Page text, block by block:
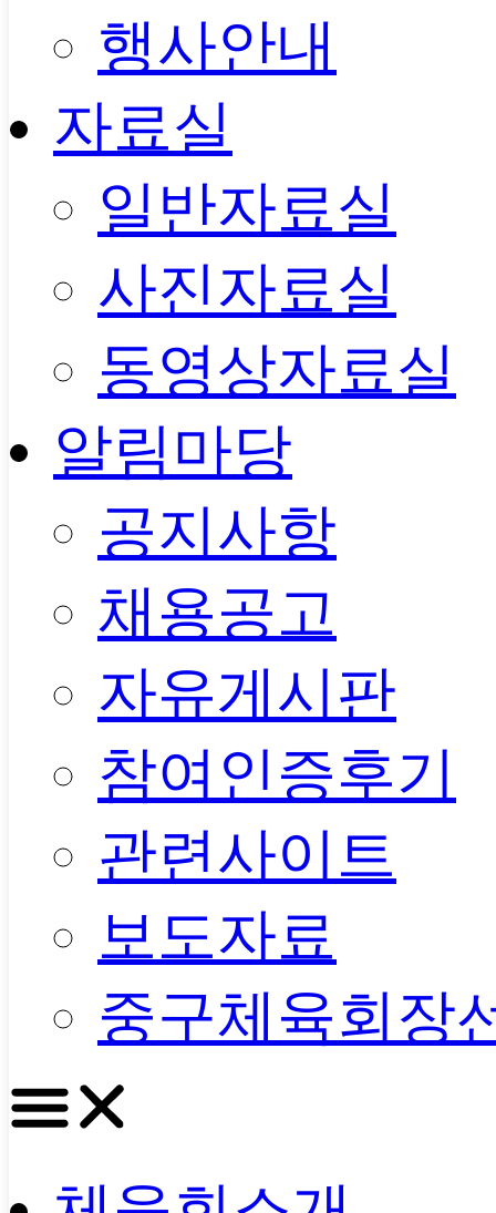
행사안내
자료실
일반자료실
사진자료실
동영상자료실
알림마당
공지사항
채용공고
자유게시판
참여인증후기
관련사이트
보도자료
중구체육회장